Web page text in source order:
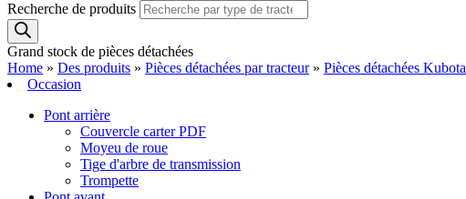
Recherche de produits
Grand stock de pièces détachées
Home » Des produits » Pièces détachées par tracteur» Pièces détachées Kubota
Occasion
Pont arrière
Couvercle carter PDF
Moyeu de roue
Tige d'arbre de transmission
Trompette